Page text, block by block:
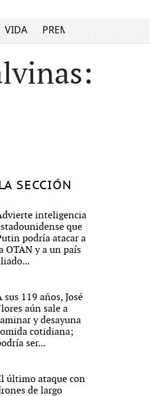
VIDA PREMIUM
SECCIÓN
inteligencia
que
podría atacar a
OTAN y a un país
sus 119 años, José
aún sale a
y desayuna
cotidiana;
ser...
último ataque con
de largo